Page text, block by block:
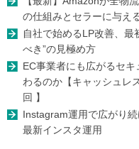
の仕組みとセラーに与え
自社で始めるLP改善、
べき”の見極め方
EC事業者にも広がるセ
わるのか【キャッシュレ
回 】
Instagram運用で広がり
最新インスタ運用